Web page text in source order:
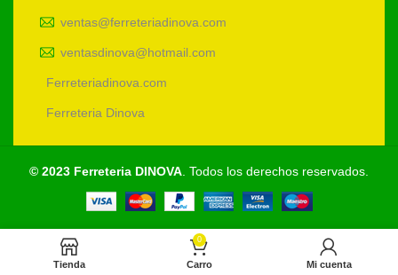
ventas@ferreteriadinova.com
ventasdinova@hotmail.com
Ferreteriadinova.com
Ferreteria Dinova
© 2023 Ferreteria DINOVA . Todos los derechos reservados.
Tienda
0
Carro Mi cuenta